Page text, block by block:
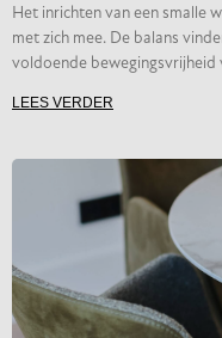
Het inrichten van een smalle
met zich mee. De balans
voldoende
LEES VERDER